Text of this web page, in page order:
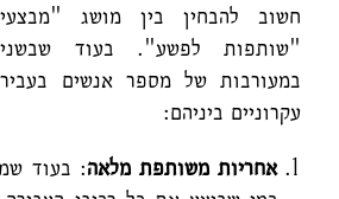
חשוב להבחין בין מושג
"שותפות לפשע". בעוד
במעורבות של מספר אנשים
עקרוניים ביניהם:
אחריות משותפת מלאה: בעוד